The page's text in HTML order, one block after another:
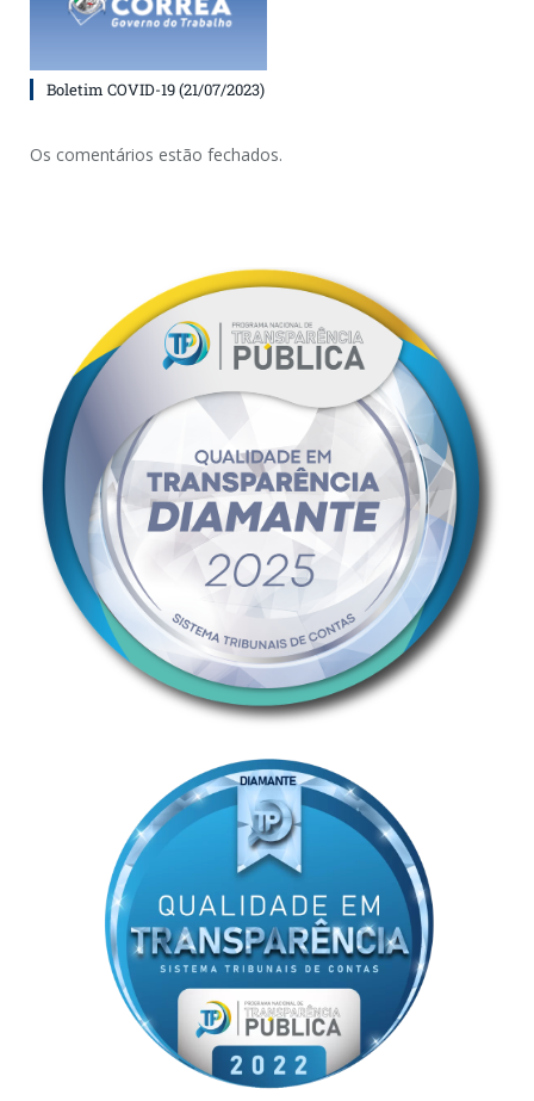
Boletim COVID-19 (21/07/2023)
Os comentários estão fechados.